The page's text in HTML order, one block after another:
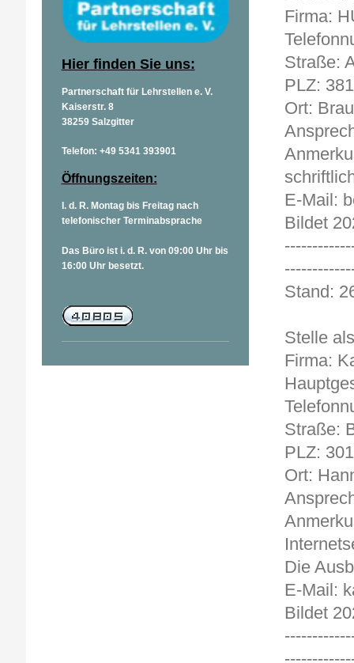
Firma:
Straße:
PLZ:
Ort:
E-Mail:
Bildet
Stelle
Firma:
Straße:
PLZ:
Ort:
Die
E-Mail:
Bildet
Hier finden Sie uns:
Partnerschaft für Lehrstellen e. V.
Kaiserstr. 8
38259 Salzgitter
Telefon: +49 5341 393901
Öffnungszeiten:
I. d. R. Montag bis Freitag nach
telefonischer Terminabsprache
Das Büro ist i. d. R. von 09:00 Uhr bis
16:00 Uhr besetzt.